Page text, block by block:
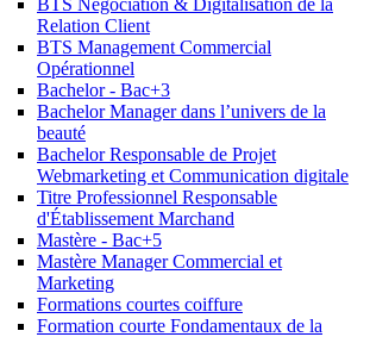
BTS Négociation & Digitalisation de la
Relation Client
BTS Management Commercial
Opérationnel
Bachelor - Bac+3
Bachelor Manager dans l’univers de la
beauté
Bachelor Responsable de Projet
Webmarketing et Communication digitale
Titre Professionnel Responsable
d'Établissement Marchand
Mastère - Bac+5
Mastère Manager Commercial et
Marketing
Formations courtes coiffure
Formation courte Fondamentaux de la